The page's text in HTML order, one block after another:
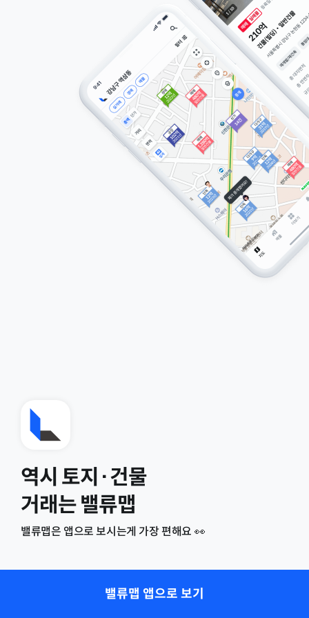
역시 토지·건물
거래는 밸류맵
밸류맵은 앱으로 보시는게 가장 편해요 👀
밸류맵 앱으로 보기